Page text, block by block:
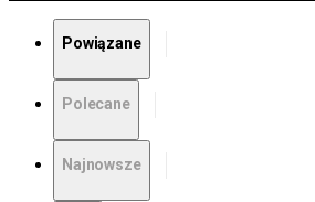
Powiązane
Polecane
Najnowsze